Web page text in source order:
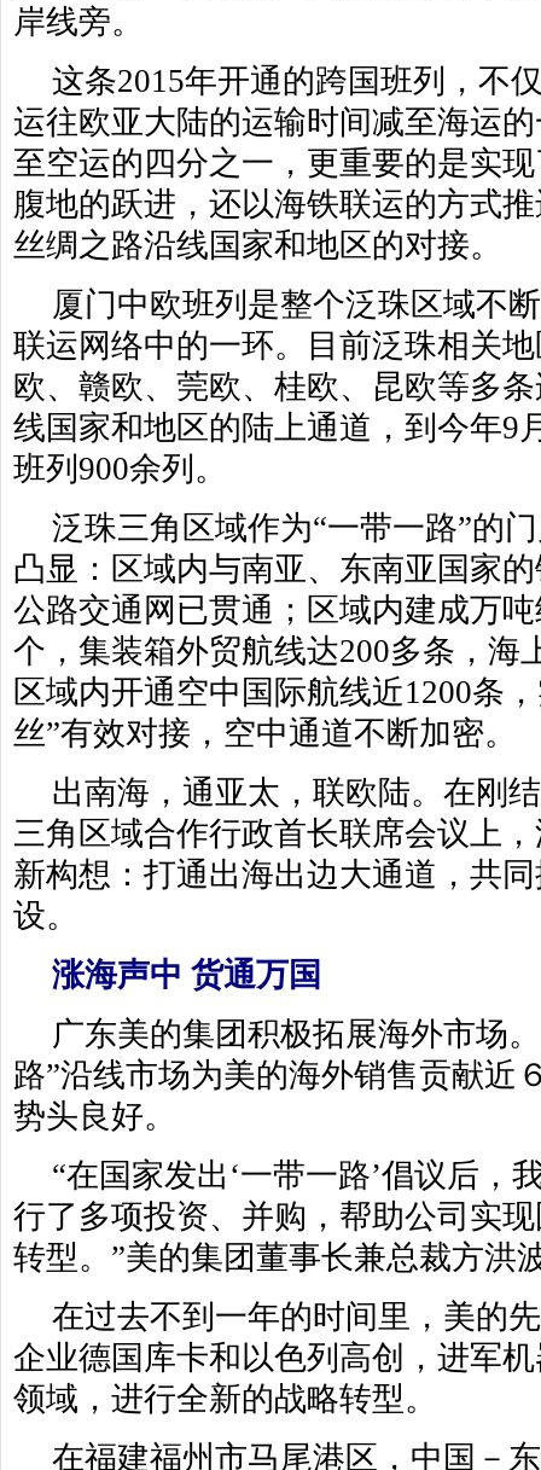
岸线旁。
这条2015年开通的跨国班列，不
运往欧亚大陆的运输时间减至海运
至空运的四分之一，更重要的是实
腹地的跃进，还以海铁联运的方式
丝绸之路沿线国家和地区的对接。
厦门中欧班列是整个泛珠区域不
联运网络中的一环。目前泛珠相关
欧、赣欧、莞欧、桂欧、昆欧等多
线国家和地区的陆上通道，到今年9
班列900余列。
泛珠三角区域作为“一带一路”的
凸显：区域内与南亚、东南亚国家
公路交通网已贯通；区域内建成万
个，集装箱外贸航线达200多条，海
区域内开通空中国际航线近1200条
丝”有效对接，空中通道不断加密。
出南海，通亚太，联欧陆。在刚
三角区域合作行政首长联席会议上
新构想：打通出海出边大通道，共
设。
涨海声中 货通万国
广东美的集团积极拓展海外市场
路”沿线市场为美的海外销售贡献近
势头良好。
“在国家发出‘一带一路’倡议后，
行了多项投资、并购，帮助公司实
转型。”美的集团董事长兼总裁方洪
在过去不到一年的时间里，美的
企业德国库卡和以色列高创，进军
领域，进行全新的战略转型。
在福建福州市马尾港区，中国－